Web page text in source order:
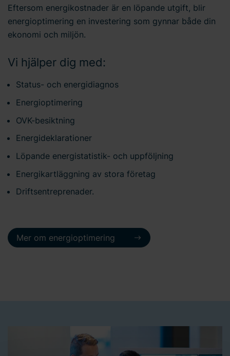
Eftersom energikostnader är en löpande utgift, blir
energioptimering en investering som gynnar både din
ekonomi och miljön.
Vi hjälper dig med:
Status- och energidiagnos
Energioptimering
OVK-besiktning
Energideklarationer
Löpande energistatistik- och uppföljning
Energikartläggning av stora företag
Driftsentreprenader.
Mer om energioptimering